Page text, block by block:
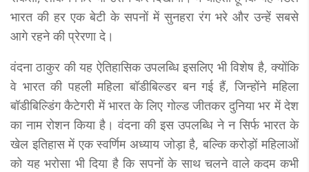
भारत की हर एक बेटी के सपनों में सुनहरा रंग भरे और उन्हें सबसे
आगे रहने की प्रेरणा दे।
वंदना ठाकुर की यह ऐतिहासिक उपलब्धि इसलिए भी विशेष है, क्योंकि
वे भारत की पहली महिला बॉडीबिल्डर बन गई हैं, जिन्होंने महिला
बॉडीबिल्डिंग कैटेगरी में भारत के लिए गोल्ड जीतकर दुनिया भर में देश
का नाम रोशन किया है। वंदना की इस उपलब्धि ने न सिर्फ भारत के
खेल इतिहास में एक स्वर्णिम अध्याय जोड़ा है, बल्कि करोड़ों महिलाओं
को यह भरोसा भी दिया है कि सपनों के साथ चलने वाले कदम कभी